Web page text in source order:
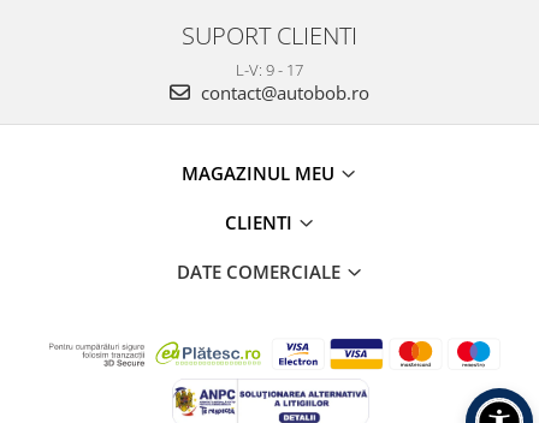
SUPORT CLIENTI
L-V: 9 - 17
contact@autobob.ro
MAGAZINUL MEU
CLIENTI
DATE COMERCIALE